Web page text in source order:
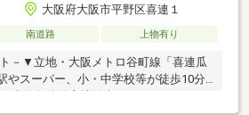
大阪府大阪市平野区喜連１
南道路 上物有り
－▼立地・大阪メトロ谷町線「喜連瓜
やスーパー、小・中学校等が徒歩10分
建築条件付宅地販売ではありません・